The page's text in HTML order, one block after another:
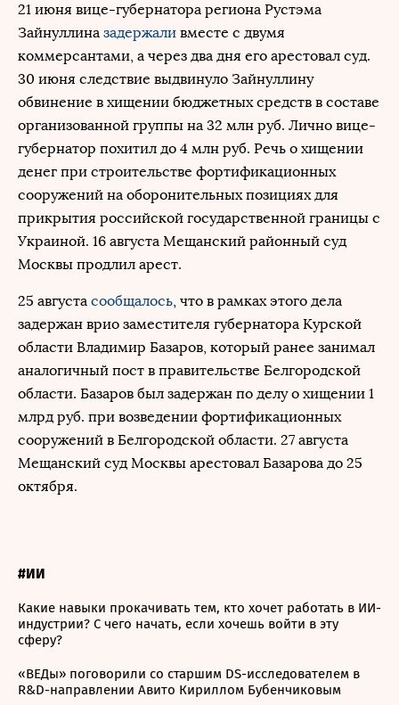
21 июня вице-губернатора региона Рустэма
Зайнуллина задержали вместе с двумя
коммерсантами, а через два дня его арестовал суд.
30 июня следствие выдвинуло Зайнуллину
обвинение в хищении бюджетных средств в составе
организованной группы на 32 млн руб. Лично вице-
губернатор похитил до 4 млн руб. Речь о хищении
денег при строительстве фортификационных
сооружений на оборонительных позициях для
прикрытия российской государственной границы с
Украиной. 16 августа Мещанский районный суд
Москвы продлил арест.
25 августа сообщалось, что в рамках этого дела
задержан врио заместителя губернатора Курской
области Владимир Базаров, который ранее занимал
аналогичный пост в правительстве Белгородской
области. Базаров был задержан по делу о хищении 1
млрд руб. при возведении фортификационных
сооружений в Белгородской области. 27 августа
Мещанский суд Москвы арестовал Базарова до 25
октября.
#ИИ
Какие навыки прокачивать тем, кто хочет работать в ИИ-
индустрии? С чего начать, если хочешь войти в эту
сферу?
«ВЕДы» поговорили со старшим DS-исследователем в
R&D-направлении Авито Кириллом Бубенчиковым